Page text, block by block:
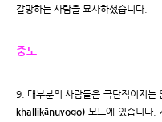
갈망하는 사람을 묘사하셨습니다.
중도
9. 대부분의 사람들은 극단적이지는
khallikānuyogo) 모드에 있습니다.